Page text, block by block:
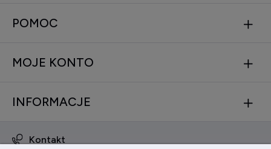
POMOC
MOJE KONTO
INFORMACJE
Kontakt